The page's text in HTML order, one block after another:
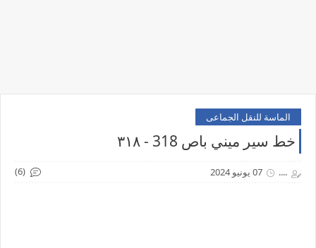
الماسة للنقل الجماعى
خط سير ميني باص 318 - ٣١٨
.... 07 يونيو 2024 (6)